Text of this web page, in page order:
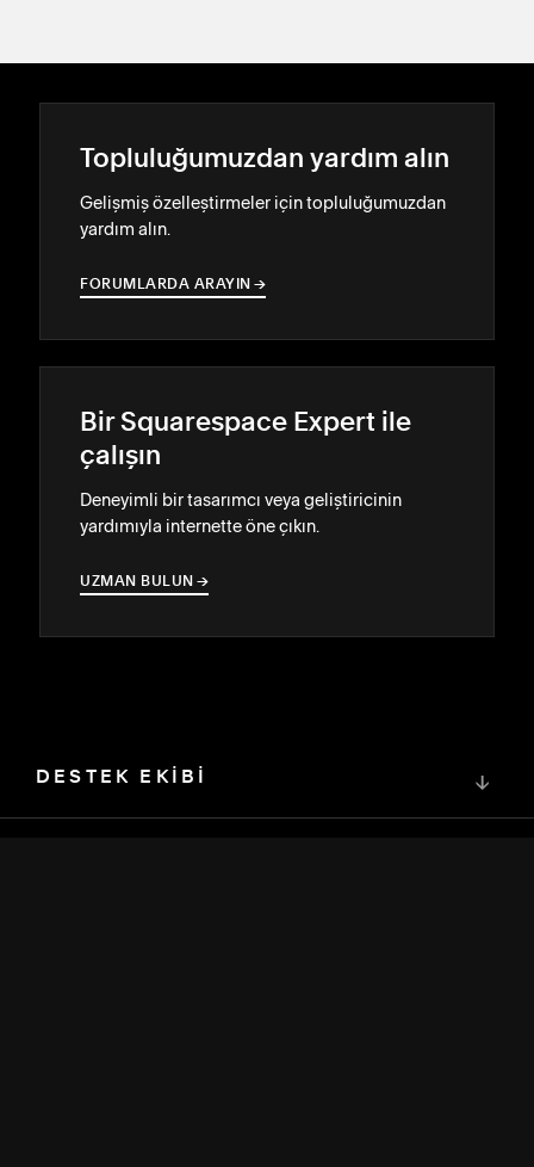
Topluluğumuzdan yardım alın
Gelişmiş özelleştirmeler için topluluğumuzdan
yardım alın.
FORUMLARDA ARAYIN →
→
Bir Squarespace Expert ile
çalışın
Deneyimli bir tasarımcı veya geliştiricinin
yardımıyla internette öne çıkın.
UZMAN BULUN →
→
DESTEK EKİBİ ↓